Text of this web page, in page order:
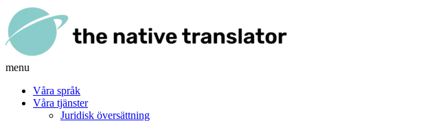
menu
Våra språk
Våra tjänster
Juridisk översättning